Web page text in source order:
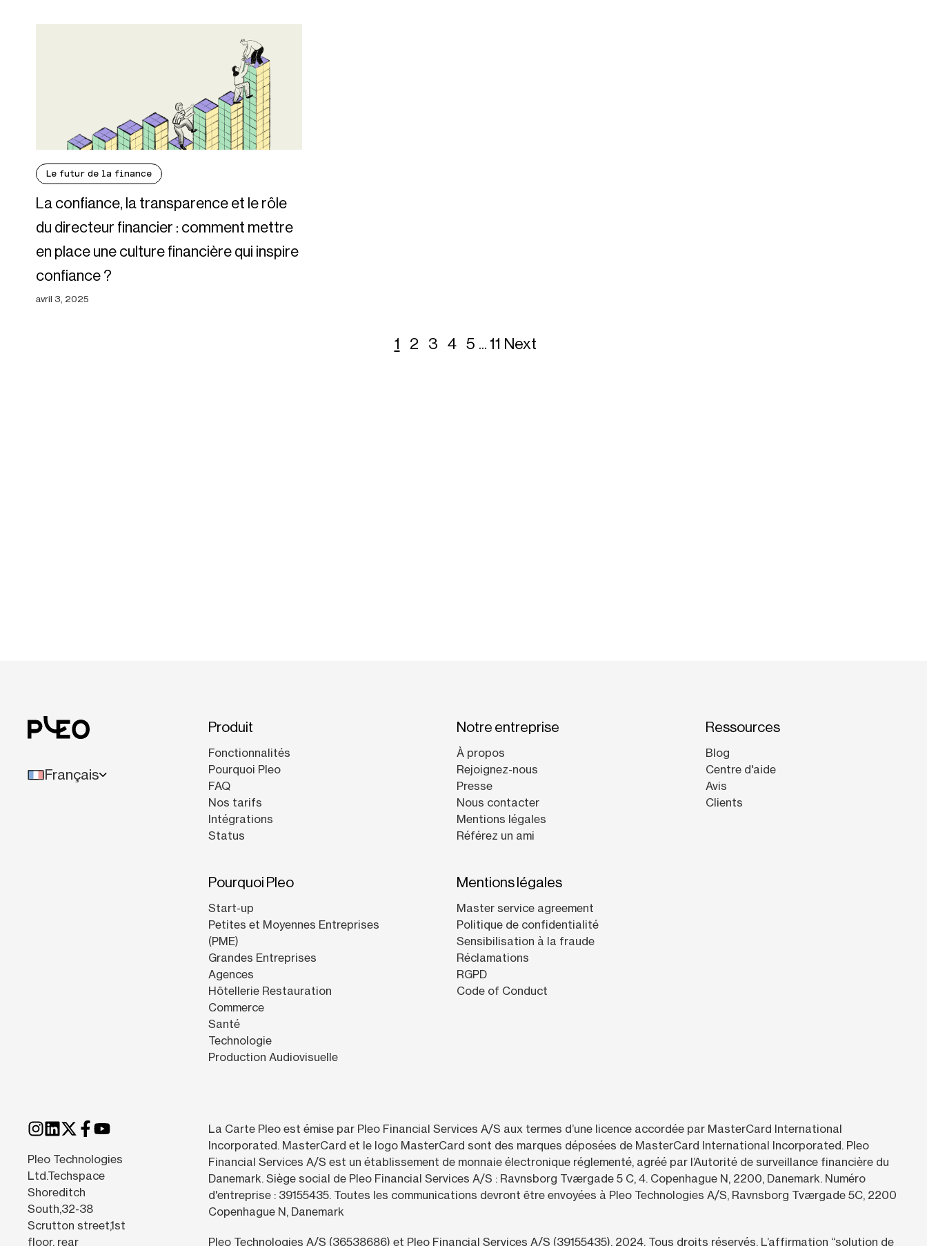
Le futur de la finance
La confiance, la transparence et le rôle
du directeur financier : comment mettre
en place une culture financière qui inspire
confiance ?
avril 3, 2025
1 2 3 4 5 ...11 Next
Français
Produit
Fonctionnalités
Pourquoi Pleo
FAQ
Nos tarifs
Intégrations
Status
Notre entreprise
À propos
Rejoignez-nous
Presse
Nous contacter
Mentions légales
Référez un ami
Ressources
Blog
Centre d'aide
Avis
Clients
Pourquoi Pleo
Start-up
Petites et Moyennes Entreprises
(PME)
Grandes Entreprises
Agences
Hôtellerie Restauration
Commerce
Santé
Technologie
Production Audiovisuelle
Mentions légales
Master service agreement
Politique de confidentialité
Sensibilisation à la fraude
Réclamations
RGPD
Code of Conduct
Pleo Technologies
Ltd.Techspace
Shoreditch
South,32-38
Scrutton street,1st
floor, rear
La Carte Pleo est émise par Pleo Financial Services A/S aux termes d’une licence accordée par MasterCard International
Incorporated. MasterCard et le logo MasterCard sont des marques déposées de MasterCard International Incorporated. Pleo
Financial Services A/S est un établissement de monnaie électronique réglementé, agréé par l’Autorité de surveillance financière du
Danemark. Siège social de Pleo Financial Services A/S : Ravnsborg Tværgade 5 C, 4. Copenhague N, 2200, Danemark. Numéro
d'entreprise : 39155435. Toutes les communications devront être envoyées à Pleo Technologies A/S, Ravnsborg Tværgade 5C, 2200
Copenhague N, Danemark
Pleo Technologies A/S (36538686) et Pleo Financial Services A/S (39155435), 2024. Tous droits réservés. L’affirmation “solution de